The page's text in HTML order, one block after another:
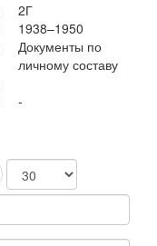
2Г
1938–1950
Документы по
личному составу
-